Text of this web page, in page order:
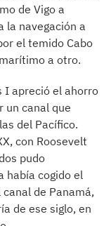
de Vigo a
la navegación a
el temido Cabo
a otro.
I apreció el ahorro
un canal que
del Pacífico.
con Roosevelt
pudo
había cogido el
de Panamá,
de ese siglo, en